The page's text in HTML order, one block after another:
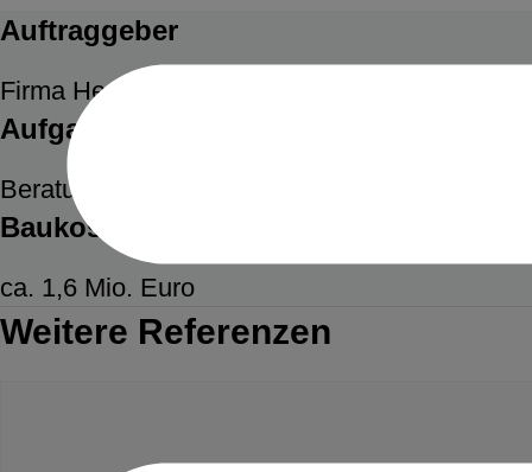
Auftraggeber
Firma Herrmann Assner GmbH & Co. KG
Aufgabenstellung
Beratung bei der Ermittlung des Anspruches
Baukosten
ca. 1,6 Mio. Euro
Weitere Referenzen